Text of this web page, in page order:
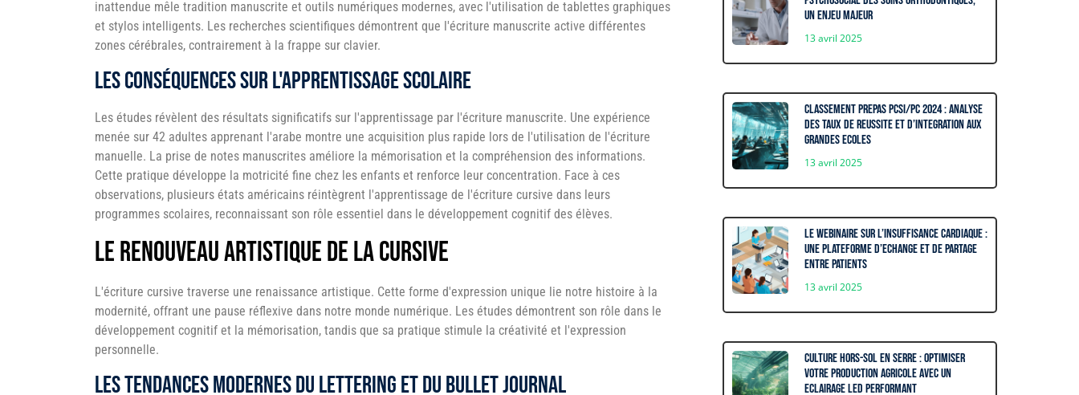
inattendue mêle tradition manuscrite et outils numériques modernes, avec l'utilisation de tablettes graphiques
et stylos intelligents. Les recherches scientifiques démontrent que l'écriture manuscrite active différentes
zones cérébrales, contrairement à la frappe sur clavier.
Les conséquences sur l'apprentissage scolaire
Les études révèlent des résultats significatifs sur l'apprentissage par l'écriture manuscrite. Une expérience
menée sur 42 adultes apprenant l'arabe montre une acquisition plus rapide lors de l'utilisation de l'écriture
manuelle. La prise de notes manuscrites améliore la mémorisation et la compréhension des informations.
Cette pratique développe la motricité fine chez les enfants et renforce leur concentration. Face à ces
observations, plusieurs états américains réintègrent l'apprentissage de l'écriture cursive dans leurs
programmes scolaires, reconnaissant son rôle essentiel dans le développement cognitif des élèves.
Le renouveau artistique de la cursive
L'écriture cursive traverse une renaissance artistique. Cette forme d'expression unique lie notre histoire à la
modernité, offrant une pause réflexive dans notre monde numérique. Les études démontrent son rôle dans le
développement cognitif et la mémorisation, tandis que sa pratique stimule la créativité et l'expression
personnelle.
Les tendances modernes du lettering et du bullet journal
un enjeu majeur
13 avril 2025
Classement prepas PCSI/PC 2024 : Analyse
des taux de reussite et d’integration aux
grandes ecoles
13 avril 2025
Le webinaire sur l’insuffisance cardiaque :
Une plateforme d’echange et de partage
entre patients
13 avril 2025
Culture hors-sol en serre : optimiser
votre production agricole avec un
eclairage LED performant